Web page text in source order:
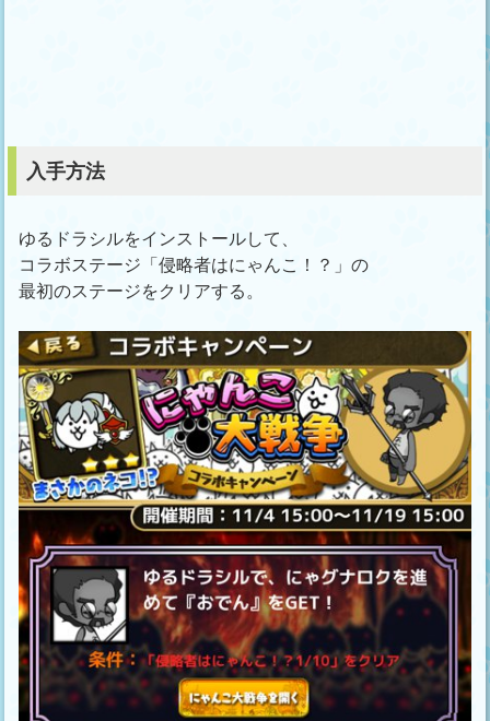
入手方法
ゆるドラシルをインストールして、
コラボステージ「侵略者はにゃんこ！？」の
最初のステージをクリアする。